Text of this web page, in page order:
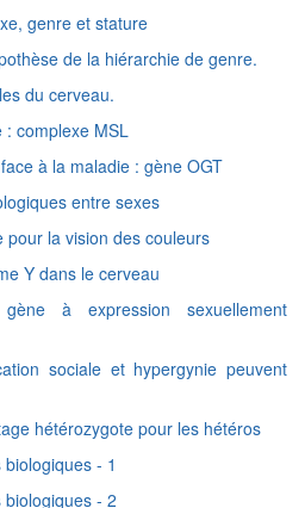
genre et stature
de la hiérarchie de genre.
du cerveau.
complexe MSL
à la maladie : gène OGT
entre sexes
pour la vision des couleurs
Y dans le cerveau
à expression sexuellement
sociale et hypergynie peuvent
hétérozygote pour les hétéros
biologiques - 1
biologiques - 2